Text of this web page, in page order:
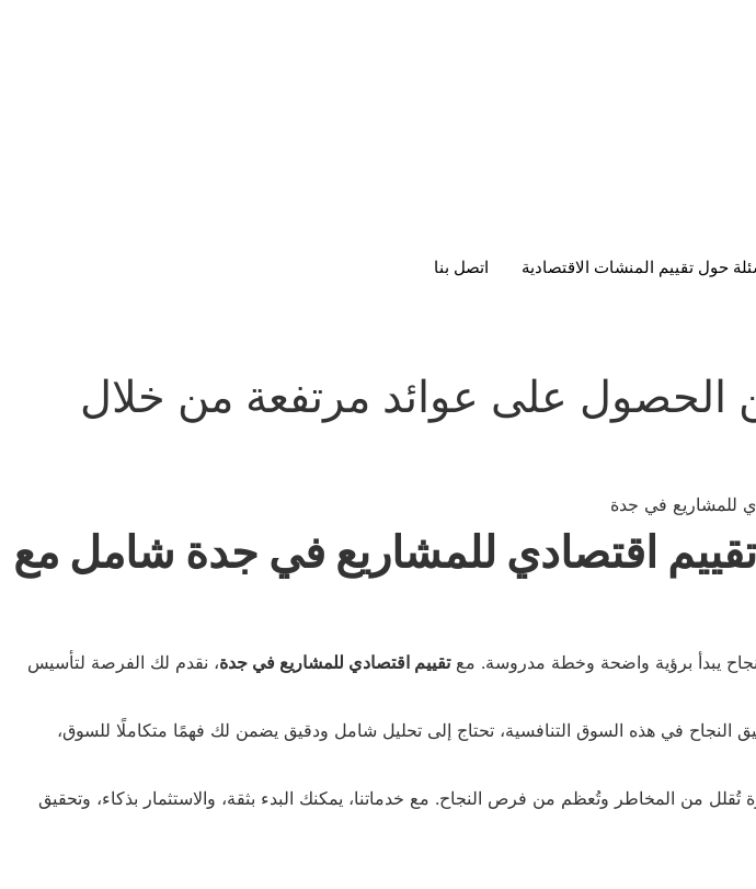
حول تقييم المنشات الاقتصادية اتصل بنا
الحصول على عوائد مرتفعة من خلال
اقتصادي للمشاريع في جدة شامل مع
يبدأ برؤية واضحة وخطة مدروسة. معتقييم اقتصادي للمشاريع في جدة، نقدم لك الفرصة لتأسيس
النجاح في هذه السوق التنافسية، تحتاج إلى تحليل شامل ودقيق يضمن لك فهمًا متكاملًا للسوق،
من المخاطر وتُعظم من فرص النجاح. مع خدماتنا، يمكنك البدء بثقة، والاستثمار بذكاء، وتحقيق